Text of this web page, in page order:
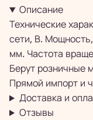
Описание
Технические
сети, В.
мм. Частота
Берут розничные
Прямой импорт и
Доставка и
Отзывы